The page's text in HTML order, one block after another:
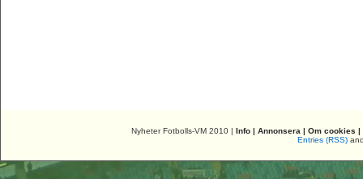
Nyheter Fotbolls-VM 2010 | Info| Annonsera | Om cookies |
Entries (RSS)